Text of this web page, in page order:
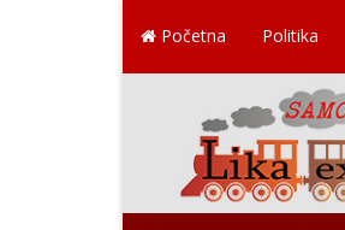
Početna Politika